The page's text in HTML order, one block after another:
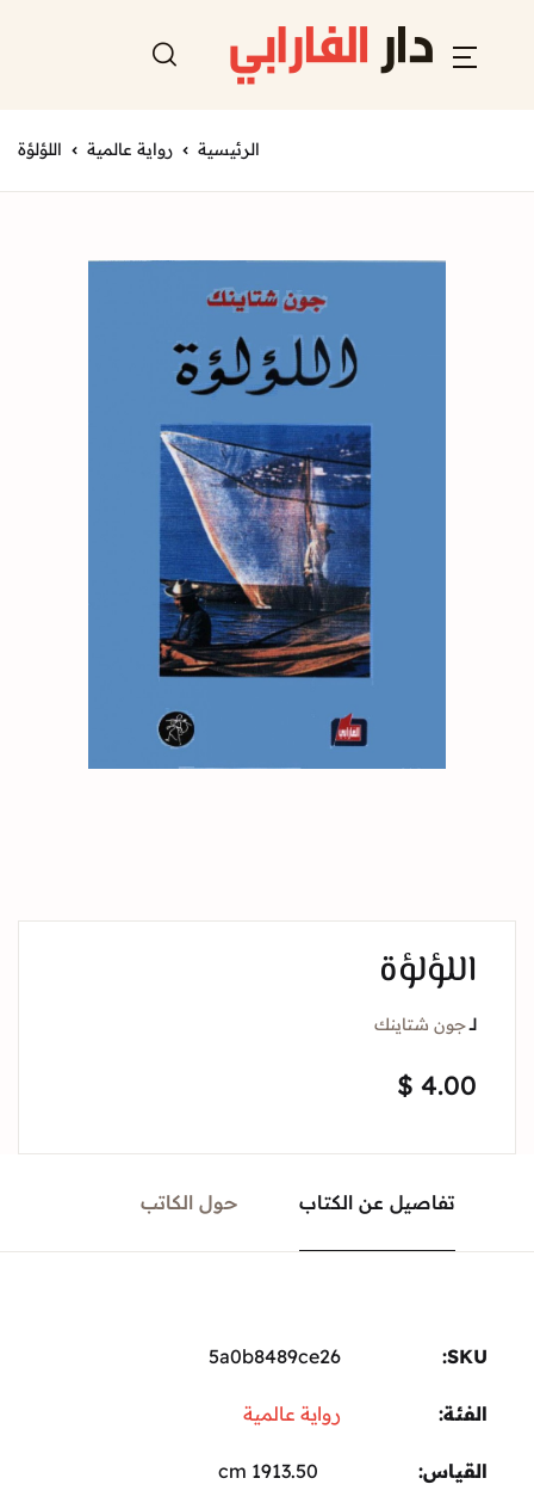
الرئيسية رواية عالمية اللؤلؤة
اللؤلؤة
لــجون شتاينك
$ 4.00
تفاصيل عن الكتاب حول الكاتب
SKU:
5a0b8489ce26
الفئة: رواية عالمية
القياس 1913.50 cm